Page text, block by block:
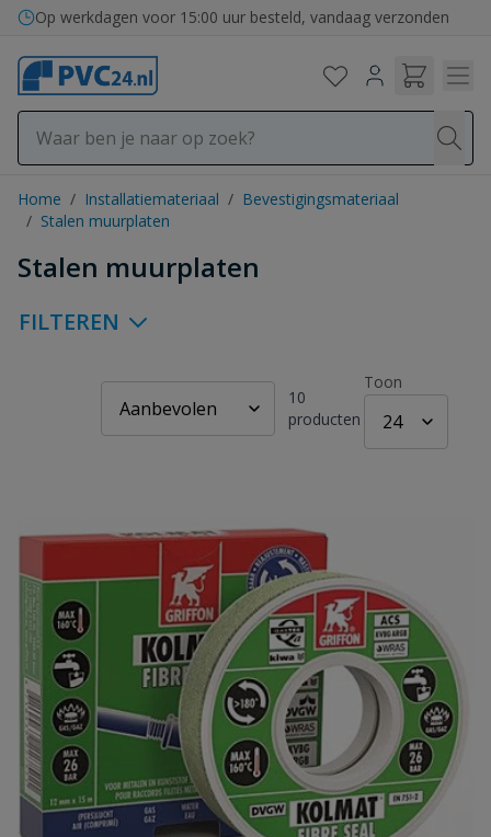
Ga naar de inhoud
Bezorging in binnen- en buitenland
Home / Installatiemateriaal / Bevestigingsmateriaal
/ Stalen muurplaten
Stalen muurplaten
FILTEREN
10
producten
Toon